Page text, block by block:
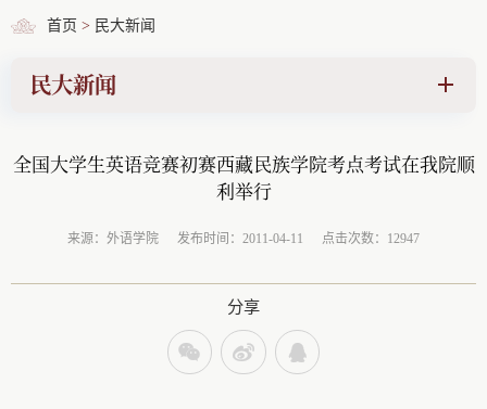
首页 > 民大新闻
民大新闻
全国大学生英语竞赛初赛西藏民族学院考点考试在我院顺
利举行
来源：外语学院 发布时间：2011-04-11 点击次数：12947
分享